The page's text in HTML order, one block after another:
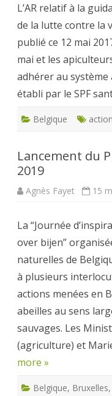
L’AR relatif à la
de la lutte contre la
publié ce 12 mai
mai et les
adhérer au
établi par le SPF
Belgique
Lancement du
2019
Agnès Fayet 15
La “Journée
over bijen”
naturelles de
à plusieurs
actions menées en
abeilles au sens
sauvages. Les
(agriculture) et
more »
Belgique, Bruxelles,